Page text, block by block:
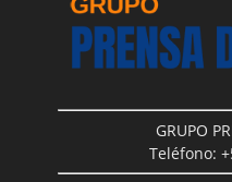
GRUPO
Teléfono: